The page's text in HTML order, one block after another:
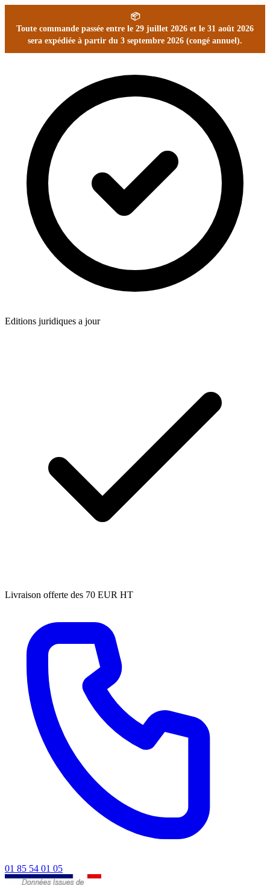
📦
Toute commande passée entre le 29 juillet 2026 et le 31 août 2026
sera expédiée à partir du 3 septembre 2026 (congé annuel).
Editions juridiques a jour
Livraison offerte des 70 EUR HT
01 85 54 01 05